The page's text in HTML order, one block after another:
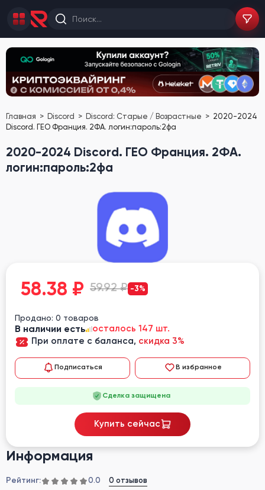
Главная Discord Discord: Старые / Возрастные
2020-2024
Discord. ГЕО Франция. 2ФА. логин:пароль:2фа
2020-2024 Discord. ГЕО Франция. 2ФА.
логин:пароль:2фа
Информация
Рейтинг: 0.0 0 отзывов
58.38 ₽ 59.92 ₽ -3%
Продано: 0 товаров
В наличии есть
осталось 147 шт.
При оплате с баланса, скидка 3%
Подписаться В избранное
Сделка защищена
Купить сейчас